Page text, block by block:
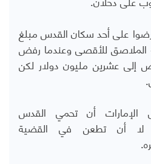
على أحد سكان القدس مبلغ
الملاصق للأقصى وعندما رفض
إلى عشرين مليون دولار لكن
أن تحمي القدس
لا أن تطعن في القضية